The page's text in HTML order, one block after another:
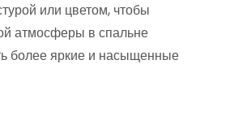
или цветом, чтобы
атмосферы в спальне
более яркие и насыщенные